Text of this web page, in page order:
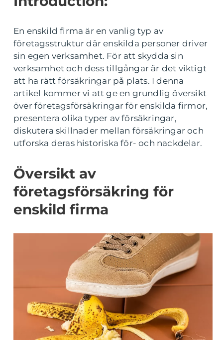
En enskild firma är en vanlig typ av
företagsstruktur där enskilda personer driver
sin egen verksamhet. För att skydda sin
verksamhet och dess tillgångar är det viktigt
att ha rätt försäkringar på plats. I denna
artikel kommer vi att ge en grundlig översikt
över företagsförsäkringar för enskilda firmor,
presentera olika typer av försäkringar,
diskutera skillnader mellan försäkringar och
utforska deras historiska för- och nackdelar.
Översikt av
företagsförsäkring för
enskild firma